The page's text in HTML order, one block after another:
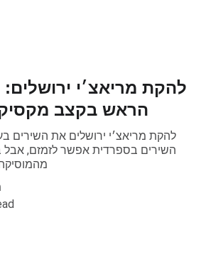
להקת מריאצ׳י
הראש בקצב
להקת מריאצ׳י ירושלים את השירים
השירים בספרדית אפשר לזמזם, אבל